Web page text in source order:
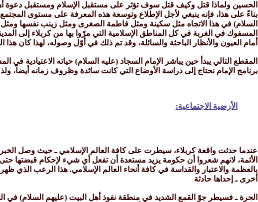
الحسين ولماذا قتل وكيف قتل سوف تؤثر على مستقبل الإسلام ومستقبل دعوة
بناءً على هذا، فإنه ينبغي لأجل الإطلاع وتوسعة هذه المعرفة على مستوى
السلام) في هذا الاتجاه مثل سكينة ومثل فاطمة الصغرى ومثل زينب نفسها
المسفوك في الغربة في كل المناطق الإسلامية التي مرّوا بها من كربلاء إلى
أمام العيون والأنظار الباحثة والسائلة، وقد تم ذلك في أوّل وصوله، لهذا كان
المقطع التالي يبدأ حين يباشر الإمام السجاد (عليه السلام) حياته الاعتيادية
برنامج الإمام نحتاج إلى دراسة الأوضاع التي كانت سائدة وظروف زمانه أيضاً،
الأرضية الاجتماعية:
عندما حدثت واقعة كربلاء، سيطرت على كافة العالم الإسلامي ـ حيث وصل
الأئمة، لانهم شعروا أن حكومة يزيد مستعدة أن تفعل أي شيء لإحكام
بالعظمة والاعتبار والقداسة في كافة أنحاء العالم الإسلامي. هذا الرعب الذي
أخرى ـ إحداها حادثة
الحرة ـ فسيطر جوّ القمع الشديد في منطقة نفوذ أهل البيت (عليهم السلام) في